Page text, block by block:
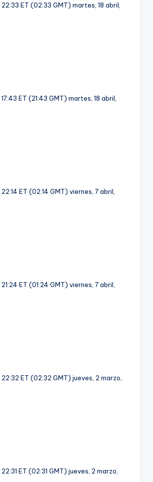
ET (02:33 GMT) martes, 18 abril,
ET (21:43 GMT) martes, 18 abril,
ET (02:14 GMT) viernes, 7 abril,
ET (01:24 GMT) viernes, 7 abril,
ET (02:32 GMT) jueves, 2 marzo,
ET (02:31 GMT) jueves, 2 marzo,